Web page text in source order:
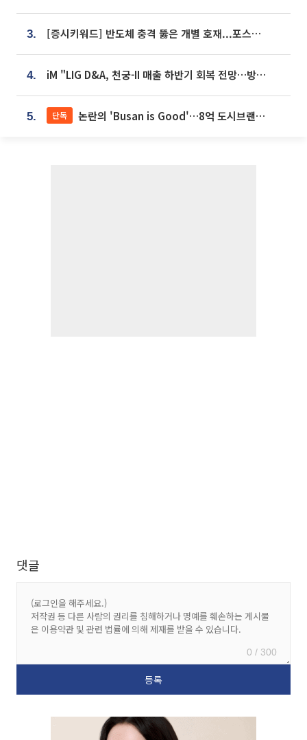
3. [증시키워드] 반도체 충격 뚫은 개별 호재...포스코퓨처엠·에코프로·한화솔루션 '눈길'
4. iM "LIG D&A, 천궁-II 매출 하반기 회복 전망…방산 톱픽 유지"
5. 단독 논란의 'Busan is Good'…8억 도시브랜드, 용산 대통령실 CI 업체가 수행
댓글
0 / 300